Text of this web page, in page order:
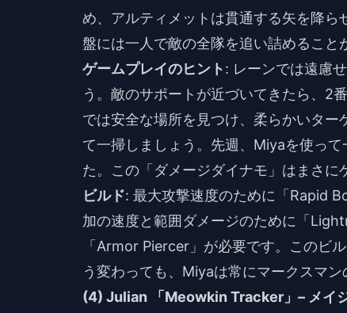
め、アルティメットは貫通する矢を降
盤には一人で敵の全隊を追い詰めること
ゲームプレイのヒント: レーンでは遠慮
う。敵のサポートが近づいてきたら、2
では安全な場所を見つけ、柔らかいタ
て一掃しましょう。先週、Miyaを使っ
た。この「ダメージダイナモ」はまさに
ビルド: 最大攻撃速度のために「Rapid
加の速度と範囲ダメージのために「
「Armor Piercer」が必要です。このビ
う変わっても、Miyaは常にマークスマン
(4) Julian 「Meowkin Tracker」– メイ